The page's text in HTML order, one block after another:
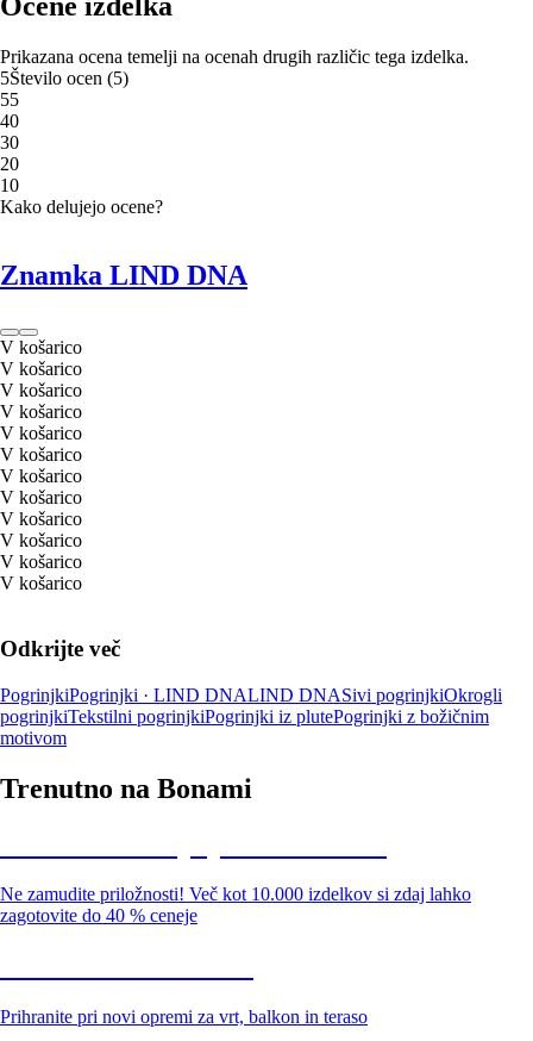
Prikazana ocena temelji na ocenah drugih različic tega izdelka.
5Število ocen (5)
55
40
30
20
10
Kako delujejo ocene?
Znamka LIND DNA
V košarico
V košarico
V košarico
V košarico
V košarico
V košarico
V košarico
V košarico
V košarico
V košarico
V košarico
V košarico
Odkrijte več
PogrinjkiPogrinjki · LIND DNALIND DNASivi pogrinjkiOkrogli
pogrinjkiTekstilni pogrinjkiPogrinjki iz plutePogrinjki z božičnim
motivom
Trenutno na Bonami
Ne zamudite priložnosti! Več kot 10.000 izdelkov si zdaj lahko
zagotovite do 40 % ceneje
Prihranite pri novi opremi za vrt, balkon in teraso